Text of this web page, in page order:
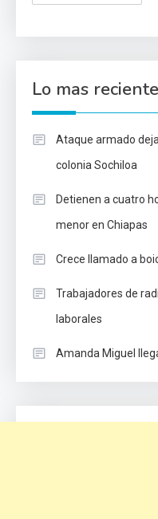
Lo mas reciente
Ataque armado
colonia Sochiloa
Detienen a cuatro
menor en Chiapas
Crece llamado a
Trabajadores de
laborales
Amanda Miguel